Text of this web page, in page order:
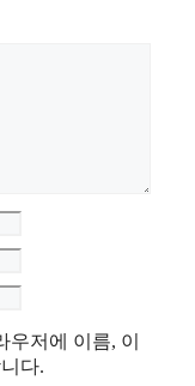
저에 이름, 이
다.